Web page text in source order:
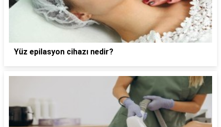
Yüz epilasyon cihazı nedir?